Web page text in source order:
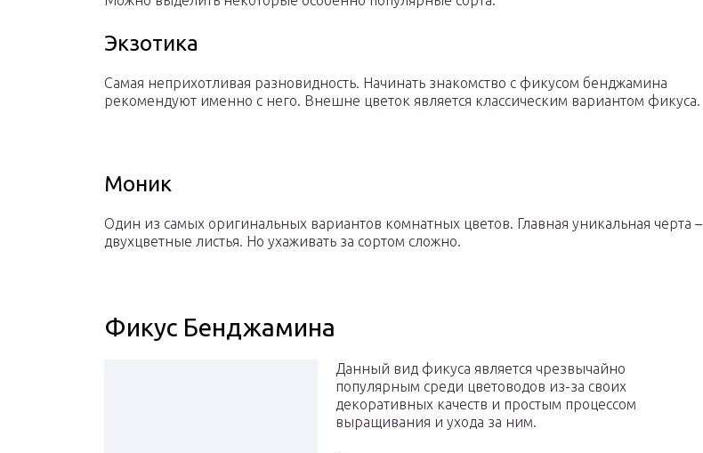
Экзотика
Самая неприхотливая разновидность. Начинать знакомство с фикусом бенджамина
рекомендуют именно с него. Внешне цветок является классическим вариантом фикуса.
Моник
Один из самых оригинальных вариантов комнатных цветов. Главная уникальная черта –
двухцветные листья. Но ухаживать за сортом сложно.
Фикус Бенджамина
Данный вид фикуса является чрезвычайно
популярным среди цветоводов из-за своих
декоративных качеств и простым процессом
выращивания и ухода за ним.